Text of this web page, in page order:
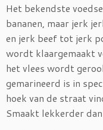
Het bekendste
bananen, maar jerk
en jerk beef tot jerk
wordt klaargemaakt
het vlees wordt
gemarineerd is in
hoek van de straat
Smaakt lekkerder